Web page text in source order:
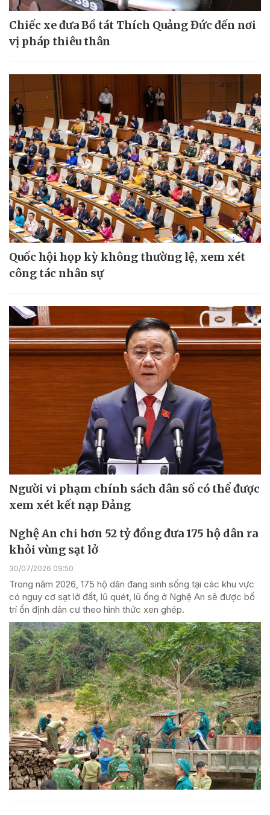
Chiếc xe đưa Bồ tát Thích Quảng Đức đến nơi
vị pháp thiêu thân
Quốc hội họp kỳ không thường lệ, xem xét
công tác nhân sự
Người vi phạm chính sách dân số có thể được
xem xét kết nạp Đảng
Nghệ An chi hơn 52 tỷ đồng đưa 175 hộ dân ra
khỏi vùng sạt lở
30/07/2026 09:50
Trong năm 2026, 175 hộ dân đang sinh sống tại các khu vực
có nguy cơ sạt lở đất, lũ quét, lũ ống ở Nghệ An sẽ được bố
trí ổn định dân cư theo hình thức xen ghép.